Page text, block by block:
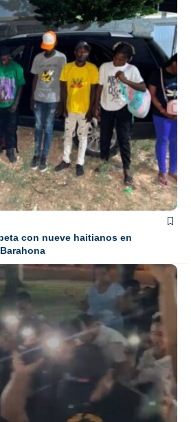
con nueve haitianos en